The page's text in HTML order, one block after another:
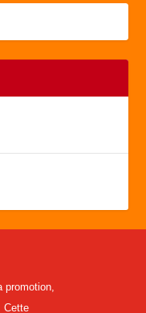
promotion,
Cette